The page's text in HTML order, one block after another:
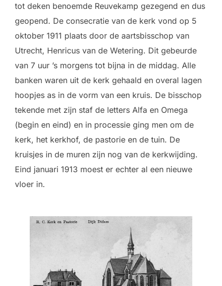
tot deken benoemde Reuvekamp gezegend en dus
geopend. De consecratie van de kerk vond op 5
oktober 1911 plaats door de aartsbisschop van
Utrecht, Henricus van de Wetering. Dit gebeurde
van 7 uur ’s morgens tot bijna in de middag. Alle
banken waren uit de kerk gehaald en overal lagen
hoopjes as in de vorm van een kruis. De bisschop
tekende met zijn staf de letters Alfa en Omega
(begin en eind) en in processie ging men om de
kerk, het kerkhof, de pastorie en de tuin. De
kruisjes in de muren zijn nog van de kerkwijding.
Eind januari 1913 moest er echter al een nieuwe
vloer in.